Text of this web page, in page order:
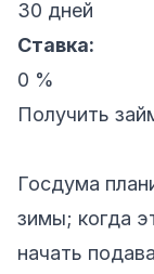
30 дней
Ставка:
0 %
Получить
Госдума
зимы; когда
начать